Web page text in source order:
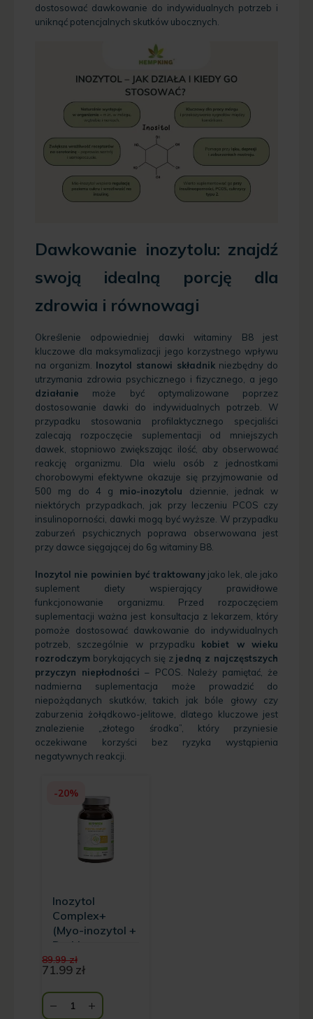
dostosować dawkowanie do indywidualnych potrzeb i
uniknąć potencjalnych skutków ubocznych.
Dawkowanie inozytolu: znajdź
swoją idealną porcję dla
zdrowia i równowagi
Określenie odpowiedniej dawki witaminy B8 jest
kluczowe dla maksymalizacji jego korzystnego wpływu
na organizm. Inozytol stanowi składnik niezbędny do
utrzymania zdrowia psychicznego i fizycznego, a jego
działanie może być optymalizowane poprzez
dostosowanie dawki do indywidualnych potrzeb. W
przypadku stosowania profilaktycznego specjaliści
zalecają rozpoczęcie suplementacji od mniejszych
dawek, stopniowo zwiększając ilość, aby obserwować
reakcję organizmu. Dla wielu osób z jednostkami
chorobowymi efektywne okazuje się przyjmowanie od
500 mg do 4 g mio-inozytolu dziennie, jednak w
niektórych przypadkach, jak przy leczeniu PCOS czy
insulinoporności, dawki mogą być wyższe. W przypadku
zaburzeń psychicznych poprawa obserwowana jest
przy dawce sięgającej do 6g witaminy B8.
Inozytol nie powinien być traktowany jako lek, ale jako
suplement diety wspierający prawidłowe
funkcjonowanie organizmu. Przed rozpoczęciem
suplementacji ważna jest konsultacja z lekarzem, który
pomoże dostosować dawkowanie do indywidualnych
potrzeb, szczególnie w przypadku kobiet w wieku
rozrodczym borykających się z jedną z najczęstszych
przyczyn niepłodności – PCOS. Należy pamiętać, że
nadmierna suplementacja może prowadzić do
niepożądanych skutków, takich jak bóle głowy czy
zaburzenia żołądkowo-jelitowe, dlatego kluczowe jest
znalezienie „złotego środka”, który przyniesie
oczekiwane korzyści bez ryzyka wystąpienia
negatywnych reakcji.
-20%
Inozytol
Complex+
(Myo-inozytol +
D-chiro-
inozytol +
Scyllo-inozytol)
Biowen - 100
kapsułek
89.99zł
cena
89.99 zł.
71.99 zł
cena
wynosi:
71.99 zł.